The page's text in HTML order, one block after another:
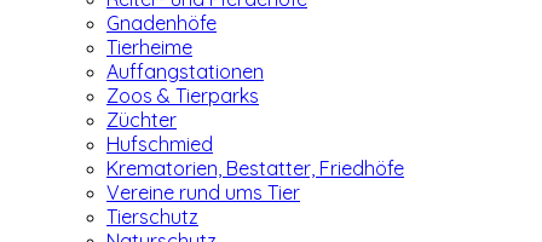
Gnadenhöfe
Tierheime
Auffangstationen
Zoos & Tierparks
Züchter
Hufschmied
Krematorien, Bestatter, Friedhöfe
Vereine rund ums Tier
Tierschutz